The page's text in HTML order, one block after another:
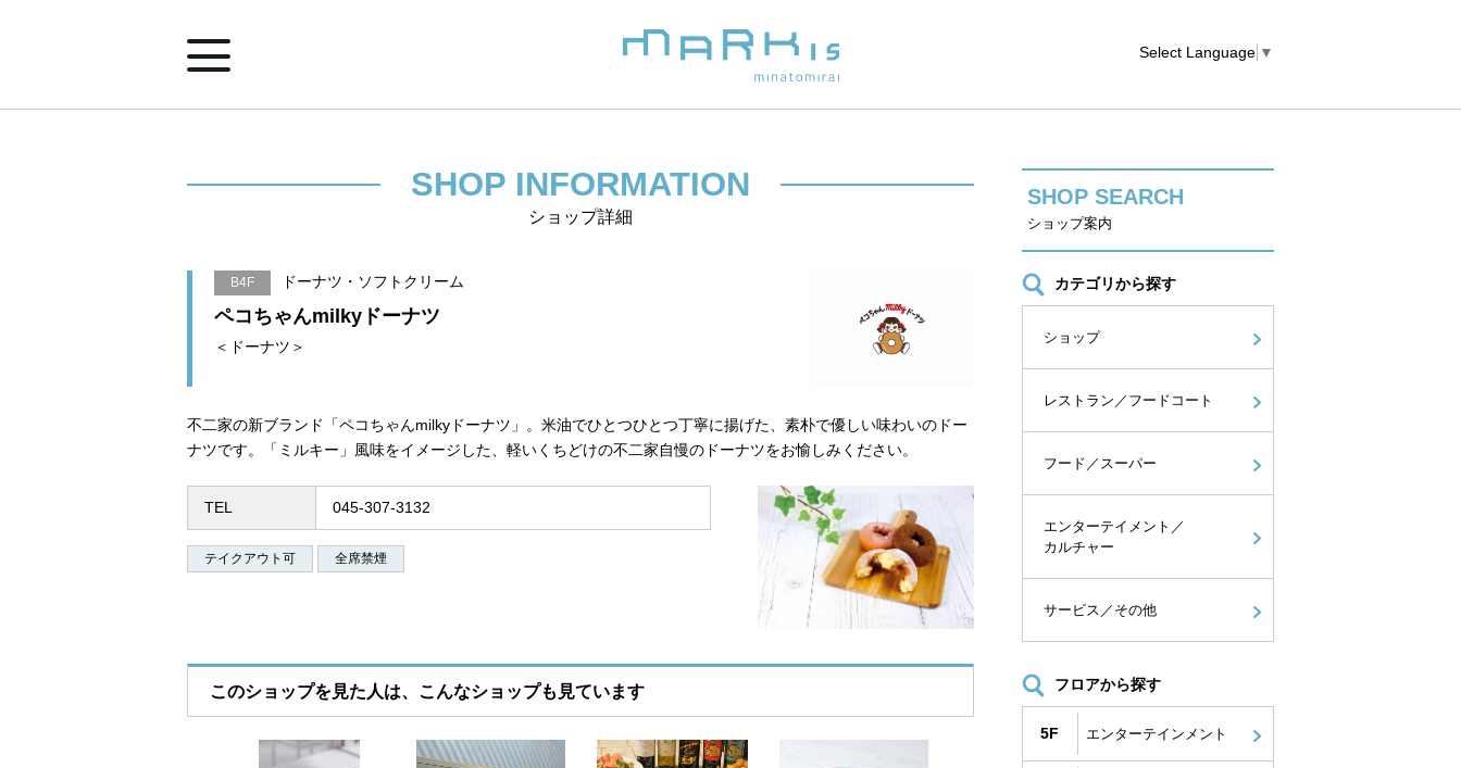
Select Language ▼
イベント&ニュース
施設案内
SHOP INFORMATION
ショップ詳細
B4F ドーナツ・ソフトクリーム
ペコちゃんmilkyドーナツ
＜ドーナツ＞
不二家の新ブランド「ペコちゃんmilkyドーナツ」。米油でひとつひとつ丁寧に揚げた、素朴で優しい味わいのドー
ナツです。「ミルキー」風味をイメージした、軽いくちどけの不二家自慢のドーナツをお愉しみください。
TEL 045-307-3132
テイクアウト可 全席禁煙
このショップを見た人は、こんなショップも見ています
SHOP SEARCH
ショップ案内
カテゴリから探す
ショップ
レストラン／フードコート
フード／スーパー
エンターテイメント／
カルチャー
サービス／その他
フロアから探す
5F エンターテインメント